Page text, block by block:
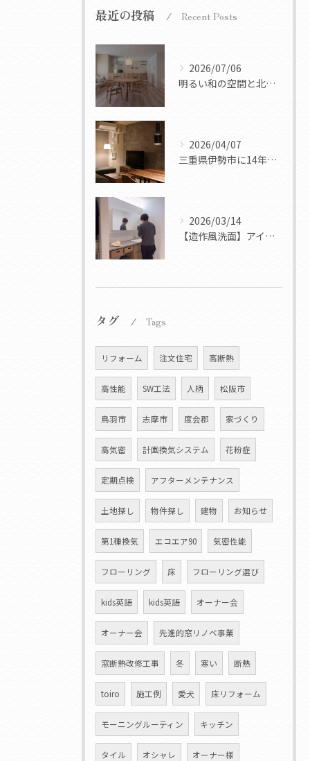
最近の投稿 Recent Posts
2026/07/06
明るい和の空間と北欧デザインのシンプルな機能美を融合させたt...
2026/04/07
三重県伊勢市に14年ぶりに新築マンションが完成
2026/03/14
【造作風洗面】アイカ スマートサニタリー事例集
タグ Tags
リフォーム 注文住宅 高断熱
高性能 SW工法 人柄 松阪市
鳥羽市 志摩市 度会郡 家づくり
高気密 計画換気システム 花粉症
定期点検 アフターメンテナンス
土地探し 物件探し 建物 お知らせ
第1種換気 エコエア90 気密性能
フローリング 床 フローリング選び
kids英語 kids英語 オーナー会
オーナー会 先進的窓リノベ事業
窓断熱改修工事 冬 寒い 断熱
toiro 施工例 愛犬 床リフォーム
モーニングルーティン キッチン
タイル オシャレ オーナー様